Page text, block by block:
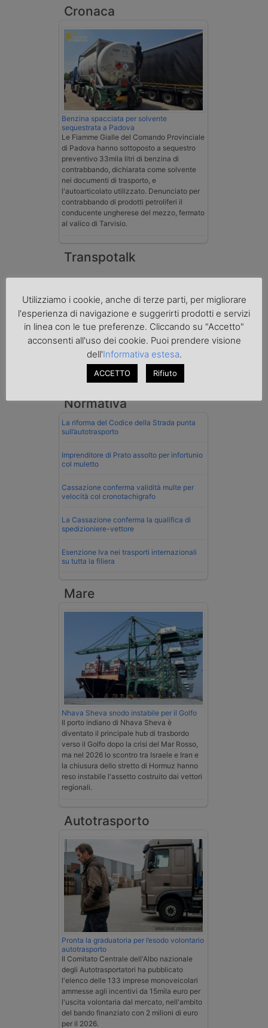
Cronaca
Benzina spacciata per solvente
sequestrata a Padova
Le Fiamme Gialle del Comando Provinciale
di Padova hanno sottoposto a sequestro
preventivo 33mila litri di benzina di
contrabbando, dichiarata come solvente
nei documenti di trasporto, e
l'autoarticolato utilizzato. Denunciato per
contrabbando di prodotti petroliferi il
conducente ungherese del mezzo, fermato
al valico di Tarvisio.
Transpotalk
Normativa
La riforma del Codice della Strada punta
sull’autotrasporto
Imprenditore di Prato assolto per infortunio
col muletto
Cassazione conferma validità multe per
velocità col cronotachigrafo
La Cassazione conferma la qualifica di
spedizioniere-vettore
Esenzione Iva nei trasporti internazionali
su tutta la filiera
Mare
Nhava Sheva snodo instabile per il Golfo
Il porto indiano di Nhava Sheva è
diventato il principale hub di trasbordo
verso il Golfo dopo la crisi del Mar Rosso,
ma nel 2026 lo scontro tra Israele e Iran e
la chiusura dello stretto di Hormuz hanno
reso instabile l'assetto costruito dai vettori
regionali.
Autotrasporto
Pronta la graduatoria per l’esodo volontario
autotrasporto
Il Comitato Centrale dell'Albo nazionale
degli Autotrasportatori ha pubblicato
l'elenco delle 133 imprese monoveicolari
ammesse agli incentivi da 15mila euro per
l'uscita volontaria dal mercato, nell'ambito
del bando finanziato con 2 milioni di euro
per il 2026.
Utilizziamo i cookie, anche di terze parti, per migliorare
l'esperienza di navigazione e suggerirti prodotti e servizi
in linea con le tue preferenze. Cliccando su "Accetto"
acconsenti all'uso dei cookie. Puoi prendere visione
dell'Informativa estesa.
ACCETTO Rifiuto